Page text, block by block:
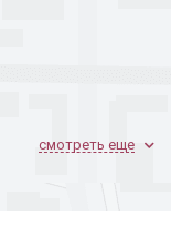
смотреть еще